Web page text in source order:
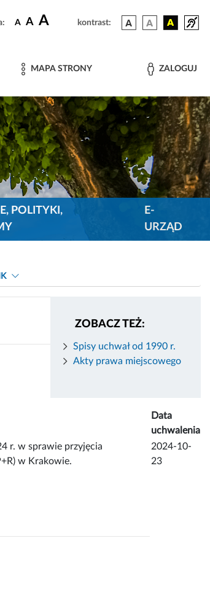
A A A kontrast:
MAPA STRONY ZALOGUJ
POLITYKI,
E-
URZĄD
ZOBACZ TEŻ:
Spisy uchwał od 1990 r.
Akty prawa miejscowego
Data
uchwalenia
r. w sprawie przyjęcia
w Krakowie.
2024-10-
23